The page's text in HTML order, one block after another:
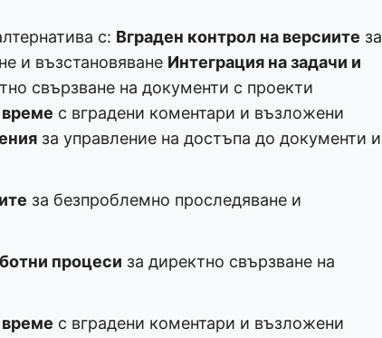
с: Вграден контрол на версиите за
и възстановяване Интеграция на задачи и
свързване на документи с проекти
с вградени коментари и възложени
за управление на достъпа до документи и
за безпроблемно проследяване и
процеси за директно свързване на
с вградени коментари и възложени